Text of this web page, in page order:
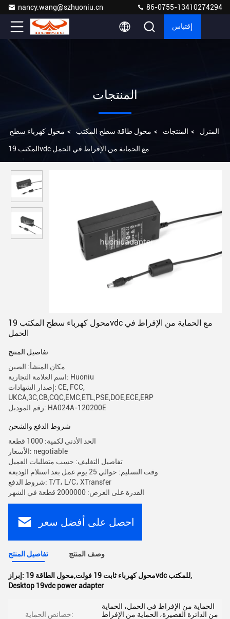
nancy.wang@szhuoniu.cn 86-0755-13410274294
إقتباس
المنتجات
المنزل > المنتجات > محول طاقة سطح المكتب > محول كهرباء سطح
المكتب 19vdc مع الحماية من الإفراط في الحمل
محول كهرباء سطح المكتب 19vdc مع الحماية من الإفراط في
الحمل
تفاصيل المنتج
مكان المنشأ: الصين
اسم العلامة التجارية: Huoniu
إصدار الشهادات: CE, FCC,
UKCA,3C,CB,CQC,EMC,ETL,PSE,DOE,ECE,ERP
رقم الموديل: HA024A-120200E
شروط الدفع والشحن
الحد الأدنى لكمية: 1000 قطعة
الأسعار: negotiable
تفاصيل التغليف: حسب متطلبات العميل
وقت التسليم: حوالي 25 يوم عمل بعد استلام الوديعة
شروط الدفع: T/T، L/C، XTransfer
القدرة على العرض: 2000000 قطعة في الشهر
احصل على أفضل سعر
تفاصيل المنتج وصف المنتج
إبراز: محول كهرباء ثابت 19 فولت,محول الطاقة 19vdc للمكتب,
Desktop 19vdc power adapter
خصائص الحماية:
الحماية من الإفراط في الحمل، الحماية
من الدائرة القصيرة، الحماية من الإفراط